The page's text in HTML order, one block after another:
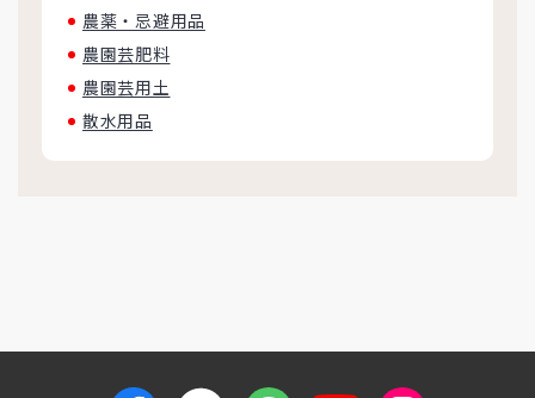
農薬・忌避用品
農園芸肥料
農園芸用土
散水用品